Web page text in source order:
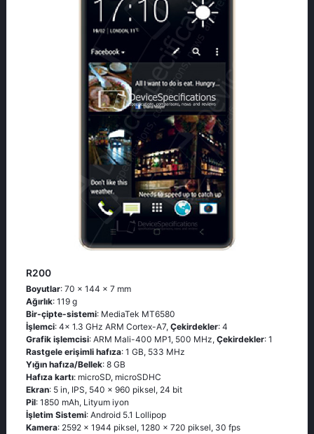
R200
Boyutlar: 70 x 144 x 7 mm
Ağırlık: 119 g
Bir-çipte-sistemi: MediaTek MT6580
İşlemci: 4x 1.3 GHz ARM Cortex-A7, Çekirdekler: 4
Grafik işlemcisi: ARM Mali-400 MP1, 500 MHz, Çekirdekler: 1
Rastgele erişimli hafıza: 1 GB, 533 MHz
Yığın hafıza/Bellek: 8 GB
Hafıza kartı: microSD, microSDHC
Ekran: 5 in, IPS, 540 x 960 piksel, 24 bit
Pil: 1850 mAh, Lityum iyon
İşletim Sistemi: Android 5.1 Lollipop
Kamera: 2592 x 1944 piksel, 1280 x 720 piksel, 30 fps